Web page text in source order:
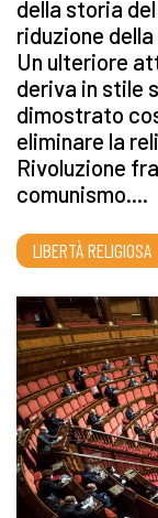
della storia
riduzione
Un ulteriore
deriva in stile
dimostrato
eliminare la
Rivoluzione
comunismo....
LIBERTÀ RELIGIOSA